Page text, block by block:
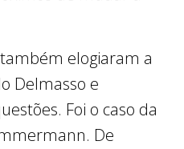
elogiaram a
Delmasso e
Foi o caso da
De